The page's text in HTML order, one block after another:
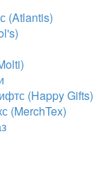
(Atlantis)
(Happy Gifts)
(MerchTex)